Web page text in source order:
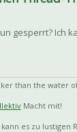
gesperrt? Ich
than the water
Macht mit!
es zu